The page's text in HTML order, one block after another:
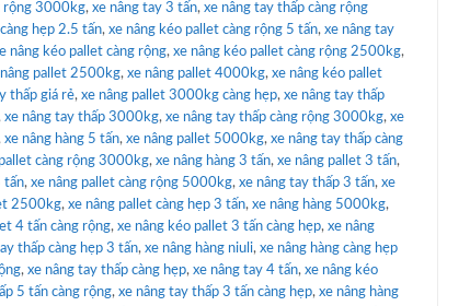
rộng 3000kg, xe nâng tay 3 tấn, xe nâng tay thấp càng rộng
hẹp 2.5 tấn, xe nâng kéo pallet càng rộng 5 tấn, xe nâng tay
nâng kéo pallet càng rộng, xe nâng kéo pallet càng rộng 2500kg,
pallet 2500kg, xe nâng pallet 4000kg, xe nâng kéo pallet
thấp giá rẻ, xe nâng pallet 3000kg càng hẹp, xe nâng tay thấp
xe nâng tay thấp 3000kg, xe nâng tay thấp càng rộng 3000kg, xe
xe nâng hàng 5 tấn, xe nâng pallet 5000kg, xe nâng tay thấp càng
càng rộng 3000kg, xe nâng hàng 3 tấn, xe nâng pallet 3 tấn,
tấn, xe nâng pallet càng rộng 5000kg, xe nâng tay thấp 3 tấn, xe
2500kg, xe nâng pallet càng hẹp 3 tấn, xe nâng hàng 5000kg,
4 tấn càng rộng, xe nâng kéo pallet 3 tấn càng hẹp, xe nâng
thấp càng hẹp 3 tấn, xe nâng hàng niuli, xe nâng hàng càng hẹp
, xe nâng tay thấp càng hẹp, xe nâng tay 4 tấn, xe nâng kéo
5 tấn càng rộng, xe nâng tay thấp 3 tấn càng hẹp, xe nâng hàng